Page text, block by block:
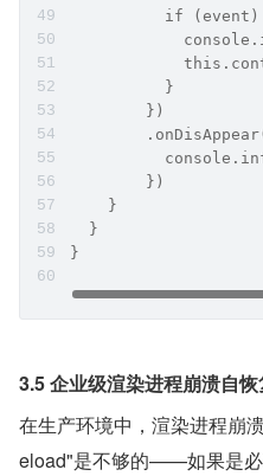
if (event)
          }
        })
        })
    }
  }
}
3.5 企业级渲染进程崩溃自
在生产环境中，渲染进程崩
eload"是不够的——如果是